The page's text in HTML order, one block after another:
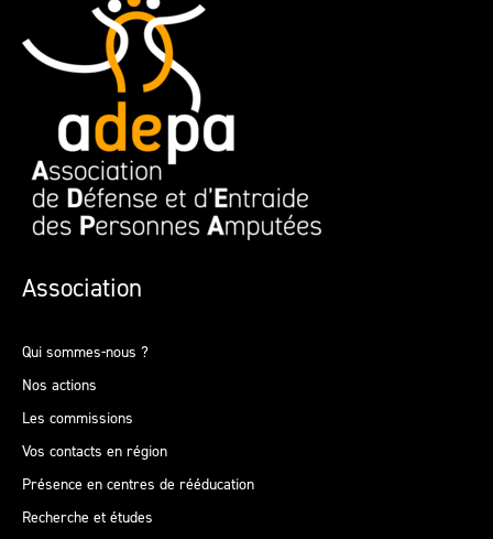
Association
Qui sommes-nous ?
Nos actions
Les commissions
Vos contacts en région
Présence en centres de rééducation
Recherche et études